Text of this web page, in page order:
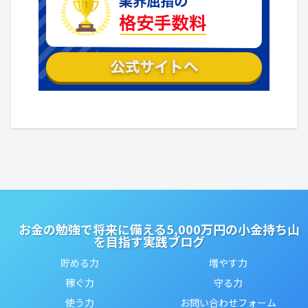
お金の勉強で将来に備える5,000万円の小金持ち山
を目指す実践ブログ
貯める力
増やす力
稼ぐ力
守る力
使う力
お問い合わせフォーム